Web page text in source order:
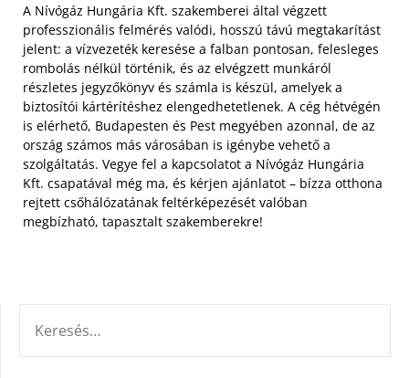
A Nívógáz Hungária Kft. szakemberei által végzett
professzionális felmérés valódi, hosszú távú megtakarítást
jelent: a vízvezeték keresése a falban pontosan, felesleges
rombolás nélkül történik, és az elvégzett munkáról
részletes jegyzőkönyv és számla is készül, amelyek a
biztosítói kártérítéshez elengedhetetlenek. A cég hétvégén
is elérhető, Budapesten és Pest megyében azonnal, de az
ország számos más városában is igénybe vehető a
szolgáltatás. Vegye fel a kapcsolatot a Nívógáz Hungária
Kft. csapatával még ma, és kérjen ajánlatot – bízza otthona
rejtett csőhálózatának feltérképezését valóban
megbízható, tapasztalt szakemberekre!